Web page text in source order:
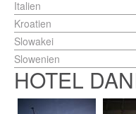
Italien
Kroatien
Slowakei
Slowenien
HOTEL